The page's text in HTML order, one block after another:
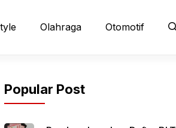
Olahraga Otomotif
Popular Post